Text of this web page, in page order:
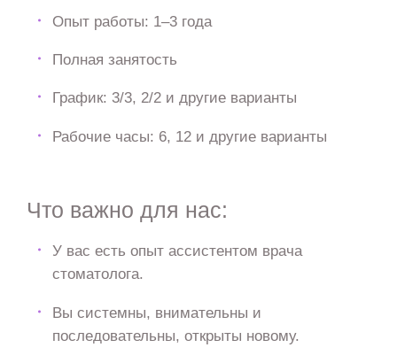
Опыт работы: 1–3 года
Полная занятость
График: 3/3, 2/2 и другие варианты
Рабочие часы: 6, 12 и другие варианты
Что важно для нас:
У вас есть опыт ассистентом врача
стоматолога.
Вы системны, внимательны и
последовательны, открыты новому.